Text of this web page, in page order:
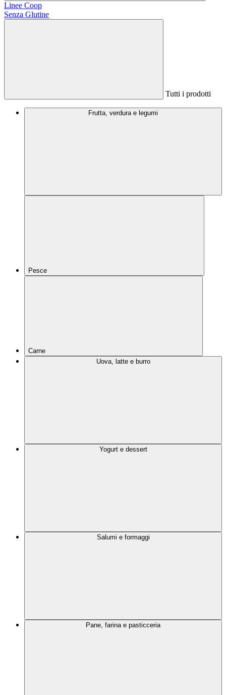
Linee Coop
Senza Glutine
Tutti i prodotti
Frutta, verdura e legumi
Pesce
Carne
Uova, latte e burro
Yogurt e dessert
Salumi e formaggi
Pane, farina e pasticceria